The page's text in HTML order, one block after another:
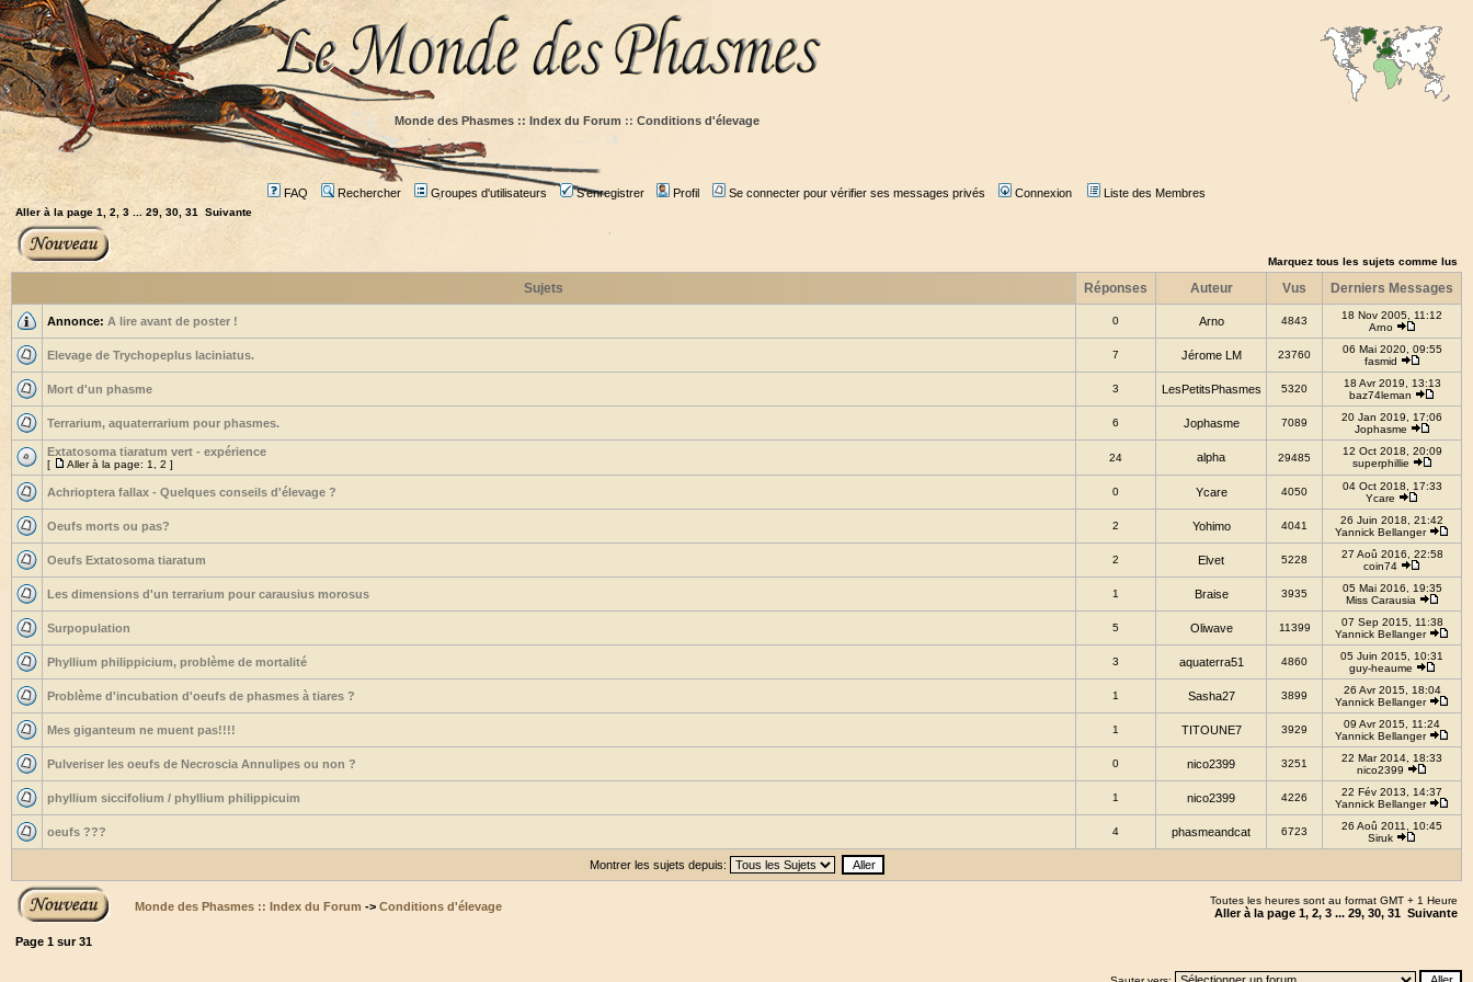
Monde des Phasmes :: Index du Forum :: Conditions d'élevage
FAQ Rechercher Groupes d'utilisateurs S'enregistrer Profil Se connecter pour vérifier ses messages privés Connexion Liste des Membres
Aller à la page 1 2 3 ...29 30 31 Suivante
Marquez tous les sujets comme lus
Sujets Réponses Auteur Vus Derniers Messages
Annonce: A lire avant de poster ! 0 Arno 4843
18 Nov 2005, 11:12
Arno
Elevage de Trychopeplus laciniatus. 7 Jérome LM 23760
06 Mai 2020, 09:55
fasmid
Mort d'un phasme 3 LesPetitsPhasmes 5320
18 Avr 2019, 13:13
baz74leman
Terrarium, aquaterrarium pour phasmes. 6 Jophasme 7089
20 Jan 2019, 17:06
Jophasme
Extatosoma tiaratum vert - expérience
[ Aller à la page: 1 2 ]
24 alpha 29485
12 Oct 2018, 20:09
superphillie
Achrioptera fallax - Quelques conseils d'élevage ? 0 Ycare 4050
04 Oct 2018, 17:33
Ycare
Oeufs morts ou pas? 2 Yohimo 4041
26 Juin 2018, 21:42
Yannick Bellanger
Oeufs Extatosoma tiaratum 2 Elvet 5228
27 Aoû 2016, 22:58
coin74
Les dimensions d'un terrarium pour carausius morosus 1 Braise 3935
05 Mai 2016, 19:35
Miss Carausia
Surpopulation 5 Oliwave 11399
07 Sep 2015, 11:38
Yannick Bellanger
Phyllium philippicium, problème de mortalité 3 aquaterra51 4860
05 Juin 2015, 10:31
guy-heaume
Problème d'incubation d'oeufs de phasmes à tiares ? 1 Sasha27 3899
26 Avr 2015, 18:04
Yannick Bellanger
Mes giganteum ne muent pas!!!! 1 TITOUNE7 3929
09 Avr 2015, 11:24
Yannick Bellanger
Pulveriser les oeufs de Necroscia Annulipes ou non ? 0 nico2399 3251
22 Mar 2014, 18:33
nico2399
phyllium siccifolium / phyllium philippicuim 1 nico2399 4226
22 Fév 2013, 14:37
Yannick Bellanger
oeufs ??? 4 phasmeandcat 6723
26 Aoû 2011, 10:45
Siruk
Montrer les sujets depuis:
Monde des Phasmes :: Index du Forum -> Conditions d'élevage Toutes les heures sont au format GMT + 1 Heure
Aller à la page 1, 2, 3 ... 29, 30, 31 Suivante
Page 1 sur31